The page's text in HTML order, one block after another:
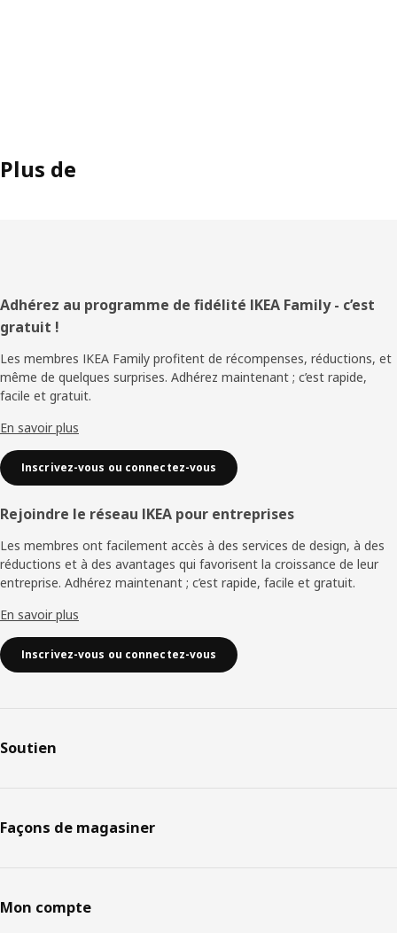
Plus de
Pied
de
page
Adhérez au programme de fidélité IKEA Family - c’est
gratuit !
Les membres IKEA Family profitent de récompenses, réductions, et
même de quelques surprises. Adhérez maintenant ; c’est rapide,
facile et gratuit.
En savoir plus
Inscrivez-vous ou connectez-vous
Rejoindre le réseau IKEA pour entreprises
Les membres ont facilement accès à des services de design, à des
réductions et à des avantages qui favorisent la croissance de leur
entreprise. Adhérez maintenant ; c’est rapide, facile et gratuit.
En savoir plus
Inscrivez-vous ou connectez-vous
Soutien
Façons de magasiner
Mon compte